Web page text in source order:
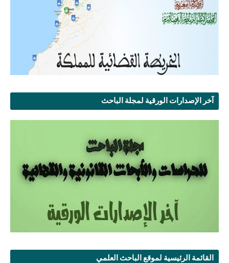
آخر الإصدارات الورقية لمجلة الباحث
القائمة الرئيسية لموقع الباحث العلمي